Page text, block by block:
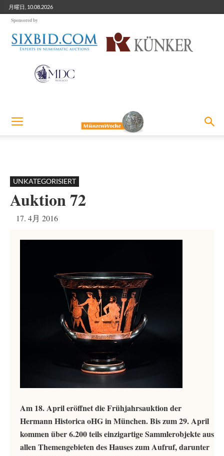
月曜日, 10.08.2026
Sponsored by
UNKATEGORISIERT
Auktion 72
17. 4月 2016
Am 18. April eröffnet die Frühjahrsauktion der
Hermann Historica oHG in München. Bis zum 29. April
kommen über 6.200 teils einzigartige Sammlerobjekte aus
allen Themengebieten des Hauses zum Aufruf, darunter